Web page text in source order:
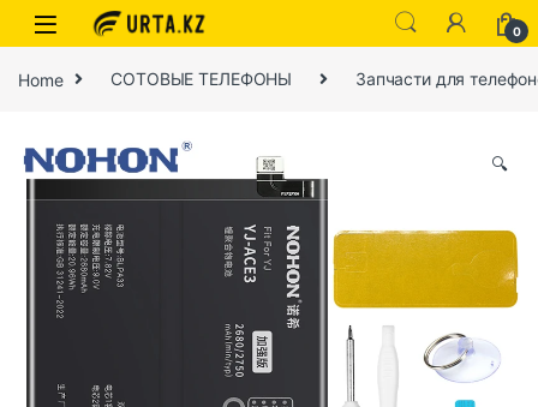
0
Home СОТОВЫЕ ТЕЛЕФОНЫ Запчасти для
🔍